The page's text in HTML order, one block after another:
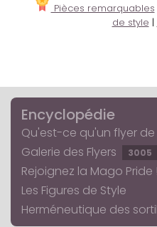
Pièces remarquables
de style |
Encyclopédie
Qu'est-ce qu'un flyer
Galerie des Flyers
3005
Rejoignez la Mago Pride !
Les Figures de Style
Herméneutique des